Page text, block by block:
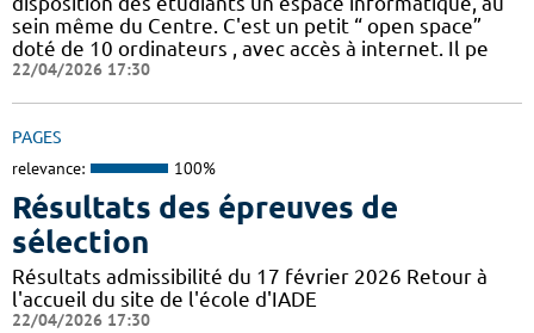
sein même du Centre. C'est un petit “ open space”
doté de 10 ordinateurs , avec accès à internet. Il pe
22/04/2026 17:30
PAGES
relevance: 100%
Résultats des épreuves de
sélection
Résultats admissibilité du 17 février 2026 Retour à
l'accueil du site de l'école d'IADE
22/04/2026 17:30